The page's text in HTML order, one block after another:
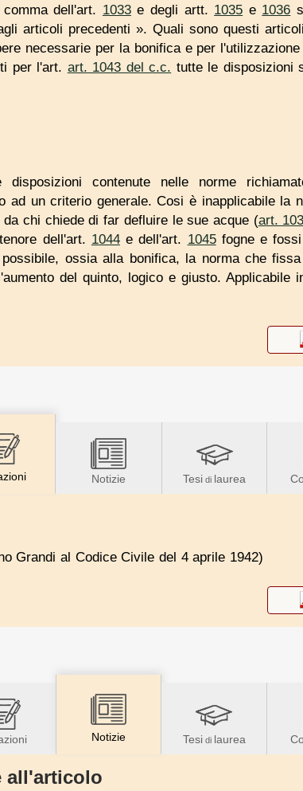
dell'art. 1033e degli artt. 1035 e 1036
articoli precedenti ». Quali sono questi
necessarie per la bonifica e per
per l'art. art. 1043 del c.c. tutte le disposizioni
contenute nelle norme
ad un criterio generale. Cosi è inapplicabile la
chi chiede di far defluire le sue acque (art.
dell'art. 1044e dell'art. 1045fogne e fossi
ossia alla bonifica, la norma che
del quinto, logico e giusto. Applicabile
Notizie Tesi di laurea
Grandi al Codice Civile del 4 aprile 1942)
Notizie Tesidi laurea
all'articolo